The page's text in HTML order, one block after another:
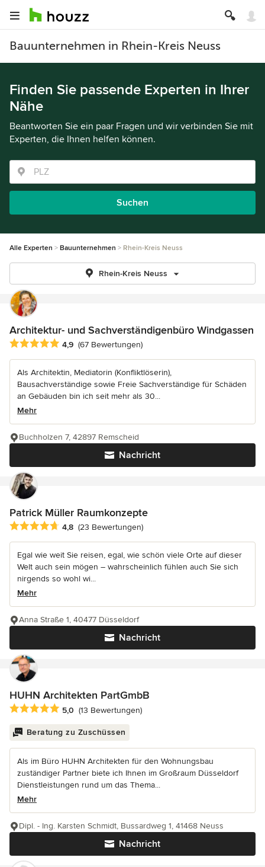
Bauunternehmen in Rhein-Kreis Neuss
Finden Sie passende Experten in Ihrer
Nähe
Beantworten Sie ein paar Fragen und wir verbinden Sie mit
Experten, die Ihnen helfen können.
Suchen
Alle Experten Bauunternehmen Rhein-Kreis Neuss
Rhein-Kreis Neuss
Architektur- und Sachverständigenbüro Windgassen
Durchschnittliche Bewertung: 4.9 von 5 Sternen
4,9 (67 Bewertungen)
Als Architektin, Mediatorin (Konfliktlöserin),
Bausachverständige sowie Freie Sachverständige für Schäden
an Gebäuden bin ich seit mehr als 30...
Mehr
Nachricht
Buchholzen 7, 42897 Remscheid
Patrick Müller Raumkonzepte
Durchschnittliche Bewertung: 4.8 von 5 Sternen
4,8 (23 Bewertungen)
Egal wie weit Sie reisen, egal, wie schön viele Orte auf dieser
Welt auch sein mögen – wahrscheinlich fühlen auch Sie sich
nirgends so wohl wi...
Mehr
Nachricht
Anna Straße 1, 40477 Düsseldorf
HUHN Architekten PartGmbB
Durchschnittliche Bewertung: 5 von 5 Sternen
5,0 (13 Bewertungen)
Beratung zu Zuschüssen
Als im Büro HUHN Architekten für den Wohnungsbau
zuständiger Partner biete ich Ihnen im Großraum Düsseldorf
Dienstleistungen rund um das Thema...
Mehr
Nachricht
Dipl. - Ing. Karsten Schmidt, Bussardweg 1, 41468 Neuss